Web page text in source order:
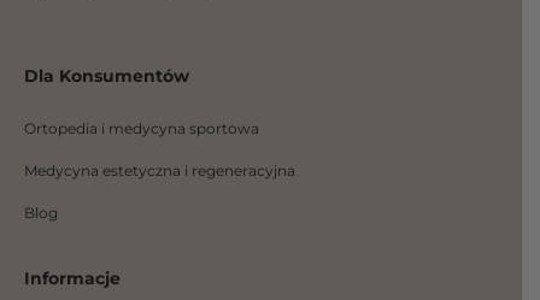
Dla Konsumentów
Ortopedia i medycyna sportowa
Medycyna estetyczna i regeneracyjna
Blog
Informacje